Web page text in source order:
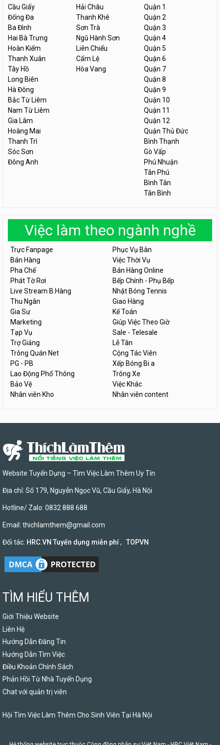
Cầu Giấy
Đống Đa
Ba Đình
Hai Bà Trưng
Hoàn Kiếm
Thanh Xuân
Tây Hồ
Long Biên
Hà Đông
Bắc Từ Liêm
Nam Từ Liêm
Gia Lâm
Hoàng Mai
Thanh Trì
Sóc Sơn
Đông Anh
Hải Châu
Thanh Khê
Sơn Trà
Ngũ Hành Sơn
Liên Chiểu
Cẩm Lệ
Hòa Vang
Quận 1
Quận 2
Quận 3
Quận 4
Quận 5
Quận 6
Quận 7
Quận 8
Quận 9
Quận 10
Quận 11
Quận 12
Quận Thủ Đức
Bình Thạnh
Gò Vấp
Phú Nhuận
Tân Phú
Bình Tân
Tân Bình
Việc làm theo ngành nghề
Trực Fanpage
Phục Vụ Bàn
Bán Hàng
Việc Thời Vụ
Pha Chế
Bán Hàng Online
Phát Tờ Rơi
Bếp Chính - Phụ Bếp
Live Stream B.Hàng
Nhặt Bóng Tennis
Thu Ngân
Giao Hàng
Gia Sư
Kế Toán
Marketing
Giúp Việc Theo Giờ
Tạp Vụ
Sale - Telesale
Trợ Giảng
Lễ Tân
Trông Quán Net
Cộng Tác Viên
PG - PB
Xếp Bóng Bi a
Lao Động Phổ Thông
Trông Xe
Bảo Vệ
Việc Khác
Nhân viên Kho
Nhân viên content
Website Tuyển Dụng – Tìm Việc Làm Thêm Uy Tín
Địa chỉ: Số 179, Nguyễn Ngọc Vũ, Cầu Giấy, Hà Nội
Hotline/ Zalo: 0832 888 688
Email: thichlamthem@gmail.com
Đối tác: HRC.VN Tuyển dụng miễn phí, TOPVN
TÌM HIỂU THÊM
Giới Thiệu Website
Liên Hệ
Hướng Dẫn Đăng Tin
Hướng Dẫn Tìm Việc
Điều Khoản Chính Sách
Phản Hồi Từ Nhà Tuyển Dụng
Chat với quản trị viên
Hội Tìm Việc Làm Thêm Cho Sinh Viên Tại Hà Nội